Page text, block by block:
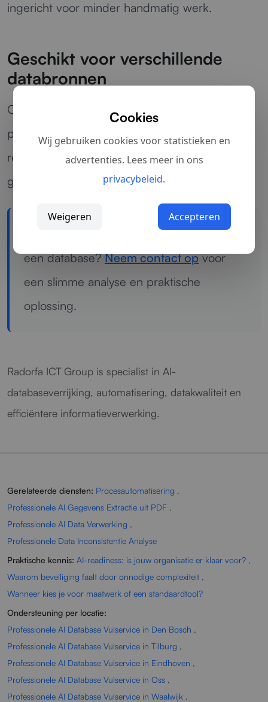
ingericht voor minder handmatig werk.
Geschikt voor verschillende
databronnen
Of het nu gaat om klantinformatie,
productrecords, operationele lijsten of interne
registraties: wij zorgen dat databases sneller
gevuld en beter beheerd worden.
Hulp nodig bij het automatisch vullen van
een database?Neem contact opvoor
een slimme analyse en praktische
oplossing.
Radorfa ICT Group is specialist in AI-
databaseverrijking, automatisering, datakwaliteit en
efficiëntere informatieverwerking.
Gerelateerde diensten: Procesautomatisering ,
Professionele AI Gegevens Extractie uit PDF ,
Professionele AI Data Verwerking ,
Professionele Data Inconsistentie Analyse
Praktische kennis: AI-readiness: is jouw organisatie er klaar voor? ,
Waarom beveiliging faalt door onnodige complexiteit ,
Wanneer kies je voor maatwerk of een standaardtool?
Ondersteuning per locatie:
Professionele AI Database Vulservice in Den Bosch ,
Professionele AI Database Vulservice in Tilburg ,
Professionele AI Database Vulservice in Eindhoven ,
Professionele AI Database Vulservice in Oss ,
Professionele AI Database Vulservice in Waalwijk ,
Cookies
Wij gebruiken cookies voor statistieken en
advertenties. Lees meer in ons
privacybeleid.
Weigeren Accepteren